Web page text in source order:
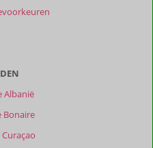
Albanië
Bonaire